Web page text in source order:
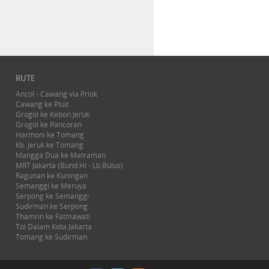
RUTE
Ancol - Cawang via Priok
Cawang ke Pluit
Grogol ke Kebon Jeruk
Grogol ke Pancoran
Harmoni ke Tomang
Kb. Jeruk ke Tomang
Mangga Dua ke Matraman
MRT Jakarta (Bund.HI - Lb.Bulus)
Ragunan ke Kuningan
Semanggi ke Meruya
Serpong ke Semanggi
Sudirman ke Serpong
Thamrin ke Fatmawati
Tol Dalam Kota Jakarta
Tomang ke Sudirman